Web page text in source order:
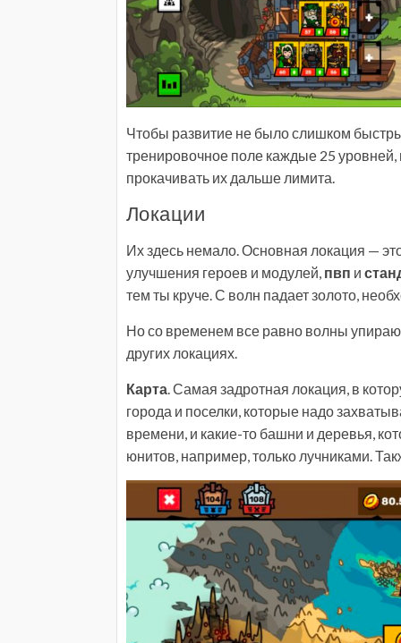
Чтобы развитие не было слишком
тренировочное поле каждые 25 уровней,
прокачивать их дальше лимита.
Локации
Их здесь немало. Основная локация —
улучшения героев и модулей, пвп и
тем ты круче. С волн падает золото,
Но со временем все равно волны
других локациях.
Карта. Самая задротная локация, в
города и поселки, которые надо
времени, и какие-то башни и деревья,
юнитов, например, только лучниками.